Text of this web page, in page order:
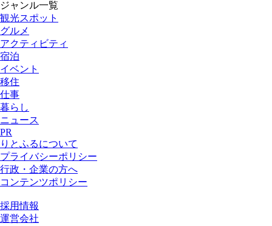
ジャンル一覧
観光スポット
グルメ
アクティビティ
宿泊
イベント
移住
仕事
暮らし
ニュース
PR
りとふるについて
プライバシーポリシー
行政・企業の方へ
コンテンツポリシー
採用情報
運営会社